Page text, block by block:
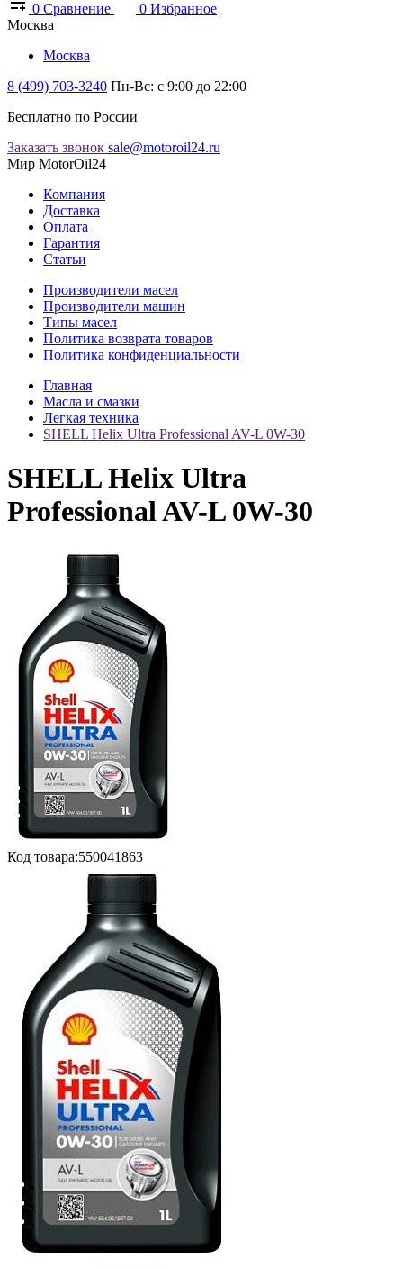
0 Сравнение 0 Избранное
Москва
Москва
8 (499) 703-3240 Пн-Вс: с 9:00 до 22:00
Бесплатно по России
Заказать звонок sale@motoroil24.ru
Мир MotorOil24
Компания
Доставка
Оплата
Гарантия
Статьи
Производители масел
Производители машин
Типы масел
Политика возврата товаров
Политика конфиденциальности
Главная
Масла и смазки
Легкая техника
SHELL Helix Ultra Professional AV-L 0W-30
SHELL Helix Ultra
Professional AV-L 0W-30
Код товара:550041863